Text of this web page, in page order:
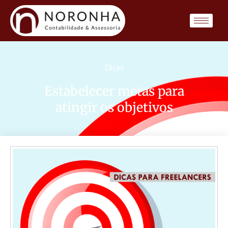
Dicas
Estabelecer metas para
atingir os objetivos